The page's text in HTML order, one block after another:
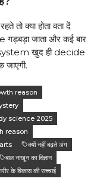
तो क्या होता वता दें
जाता और कई बार
system खुद ही decide
जाएगी.
reason
science 2025
reason
क्यों नहीं बढ़ते अंग
बाल नाखून का विज्ञान
के विकास की सच्चाई